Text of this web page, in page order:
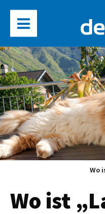
Wo
Wo ist